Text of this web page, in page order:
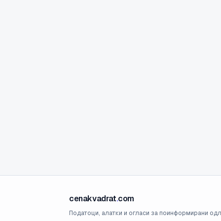
cenakvadrat.com
Податоци, алатки и огласи за поинформирани